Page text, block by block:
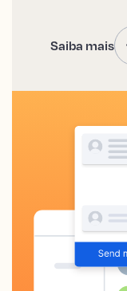
Saiba mais